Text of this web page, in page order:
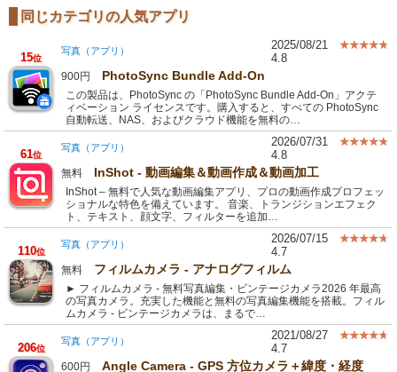
同じカテゴリの人気アプリ
15位
写真（アプリ）
2025/08/21
4.8
900円 PhotoSync Bundle Add-On
この製品は、PhotoSync の「PhotoSync Bundle Add-On」アクテ
ィベーション ライセンスです。購入すると、すべての PhotoSync
自動転送、NAS、およびクラウド機能を無料の…
61位
写真（アプリ）
2026/07/31
4.8
無料 InShot - 動画編集＆動画作成＆動画加工
InShot – 無料で人気な動画編集アプリ、プロの動画作成プロフェッ
ショナルな特色を備えています。 音楽、トランジションエフェク
ト、テキスト、顔文字、フィルターを追加…
110位
写真（アプリ）
2026/07/15
4.7
無料 フィルムカメラ - アナログフィルム
► フィルムカメラ - 無料写真編集・ビンテージカメラ2026 年最高
の写真カメラ。充実した機能と無料の写真編集機能を搭載。フィル
ムカメラ - ビンテージカメラは、まるで…
206位
写真（アプリ）
2021/08/27
4.7
600円 Angle Camera - GPS 方位カメラ＋緯度・経度